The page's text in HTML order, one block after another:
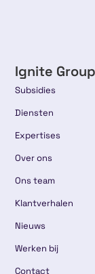
Ignite Group
Subsidies
Diensten
Expertises
Over ons
Ons team
Klantverhalen
Nieuws
Werken bij
Contact